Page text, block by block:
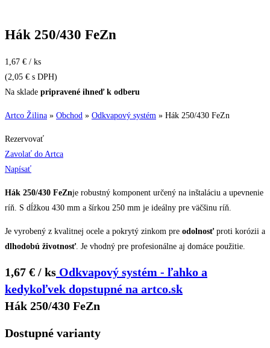
Hák 250/430 FeZn
1,67 € / ks
(2,05 € s DPH)
Na sklade pripravené ihneď k odberu
Artco Žilina » Obchod » Odkvapový systém » Hák 250/430 FeZn
Rezervovať
Zavolať do Artca
Napísať
Hák 250/430 FeZnje robustný komponent určený na inštaláciu a upevnenie
ríň. S dĺžkou 430 mm a šírkou 250 mm je ideálny pre väčšinu ríň.
Je vyrobený z kvalitnej ocele a pokrytý zinkom pre odolnosťproti korózii a
dlhodobú životnosť. Je vhodný pre profesionálne aj domáce použitie.
1,67 € / ks Odkvapový systém - ľahko a
kedykoľvek dopstupné na artco.sk
Hák 250/430 FeZn
Dostupné varianty